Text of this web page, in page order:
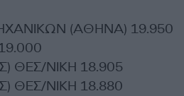
(ΑΘΗΝΑ) 19.950
ΘΕΣ/ΝΙΚΗ 18.905
ΘΕΣ/ΝΙΚΗ 18.880